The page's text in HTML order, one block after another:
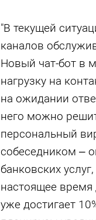
"В текущей
каналов
Новый чат-бот в
нагрузку на
на ожидании
него можно
персональный
собеседником –
банковских
настоящее время
уже достигает